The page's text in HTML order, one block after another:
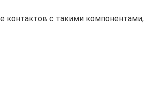
контактов с такими компонентами,